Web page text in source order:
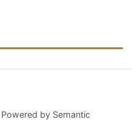
Powered by Semantic